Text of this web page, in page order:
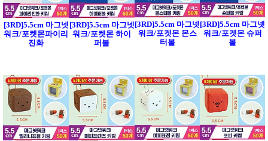
[3RD]5.5cm 마그넷
워크/포켓몬파이리
진화
[3RD]5.5cm 마그넷
워크/포켓몬 하이
퍼볼
[3RD]5.5cm 마그넷
워크/포켓몬 몬스
터볼
[3RD]5.5cm 마그넷
워크/포켓몬 슈퍼
볼